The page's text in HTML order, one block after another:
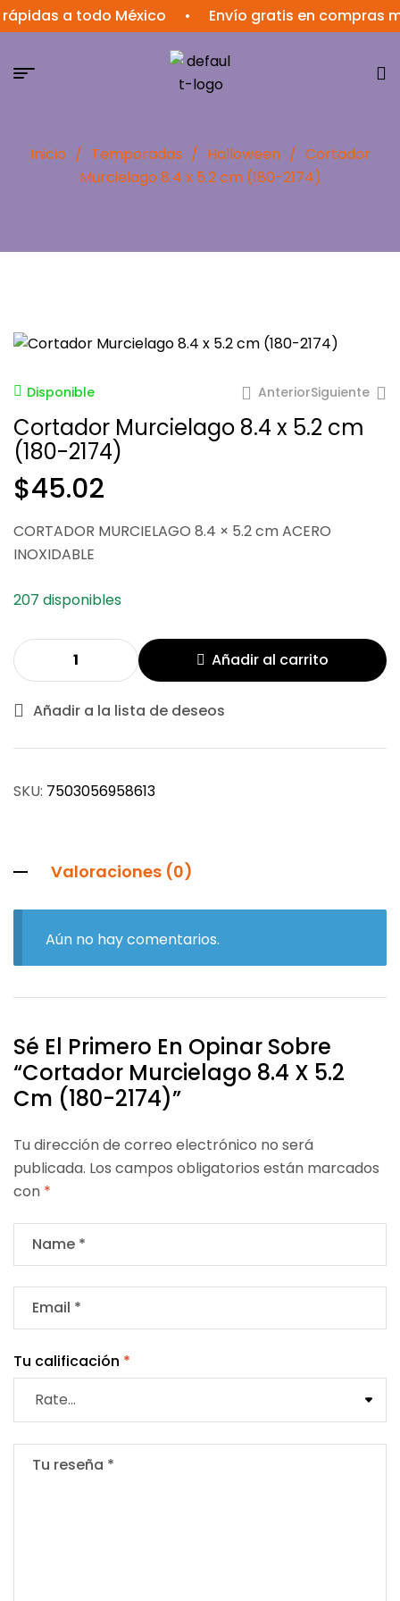
a todo México • Envío gratis en compras
Inicio / Temporadas / Halloween / Cortador
Murcielago 8.4 x 5.2 cm (180-2174)
Disponible AnteriorSiguiente
$234.12
Cortador Murcielago 8.4 x 5.2 cm
(180-2174)
$45.02
CORTADOR MURCIELAGO 8.4 × 5.2 cm ACERO
INOXIDABLE
207 disponibles
Añadir al carrito
Añadir a la lista de deseos
SKU: 7503056958613
Valoraciones (0)
Aún no hay comentarios.
Sé El Primero En Opinar Sobre
“Cortador Murcielago 8.4 X 5.2
Cm (180-2174)”
Tu dirección de correo electrónico no será
publicada. Los campos obligatorios están marcados
con *
Tu calificación *